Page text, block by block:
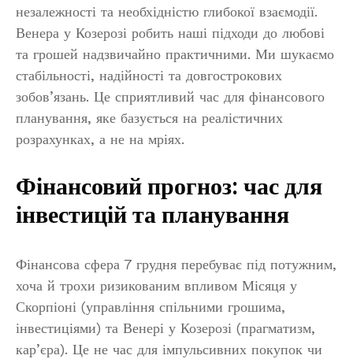
незалежності та необхідністю глибокої взаємодії.
Венера у Козерозі робить наші підходи до любові
та грошей надзвичайно практичними. Ми шукаємо
стабільності, надійності та довгострокових
зобов’язань. Це сприятливий час для фінансового
планування, яке базується на реалістичних
розрахунках, а не на мріях.
Фінансовий прогноз: час для
інвестицій та планування
Фінансова сфера 7 грудня перебуває під потужним,
хоча й трохи ризикованим впливом Місяця у
Скорпіоні (управління спільними грошима,
інвестиціями) та Венері у Козерозі (прагматизм,
кар’єра). Це не час для імпульсивних покупок чи